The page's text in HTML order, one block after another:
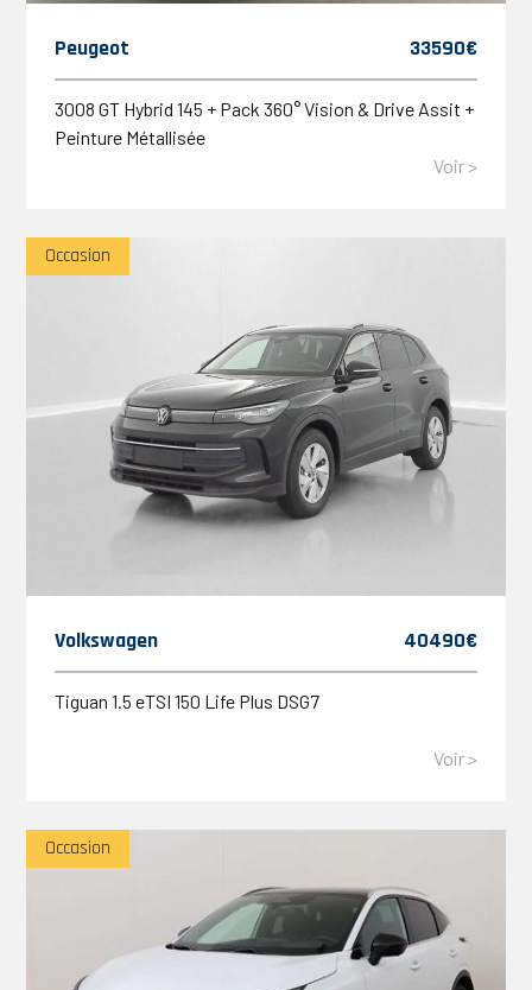
Peugeot 33590€
3008 GT Hybrid 145 + Pack 360° Vision & Drive Assit +
Peinture Métallisée
Voir >
Occasion
Volkswagen 40490€
Tiguan 1.5 eTSI 150 Life Plus DSG7
Voir >
Occasion